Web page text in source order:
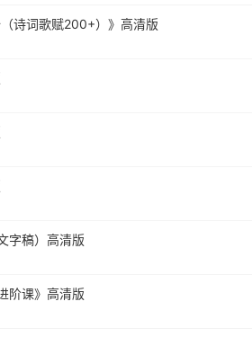
诗词歌赋200+）》高清版
字稿）高清版
阶课》高清版